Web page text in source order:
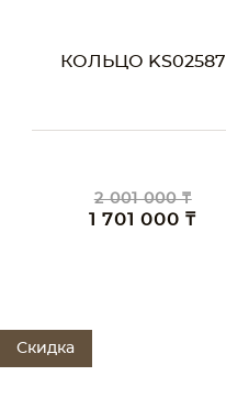
КОЛЬЦО KS02587
2 001 000 ₸
1 701 000 ₸
Скидка